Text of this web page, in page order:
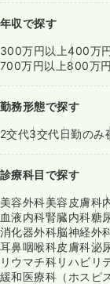
年収で探す
300万円以上400万
700万円以上800万
勤務形態で探す
2交代3交代日勤のみ
診療科目で探す
美容外科美容皮膚科
血液内科腎臓内科糖
消化器外科脳神経外
耳鼻咽喉科皮膚科泌
リウマチ科リハビリ
緩和医療科（ホスピス